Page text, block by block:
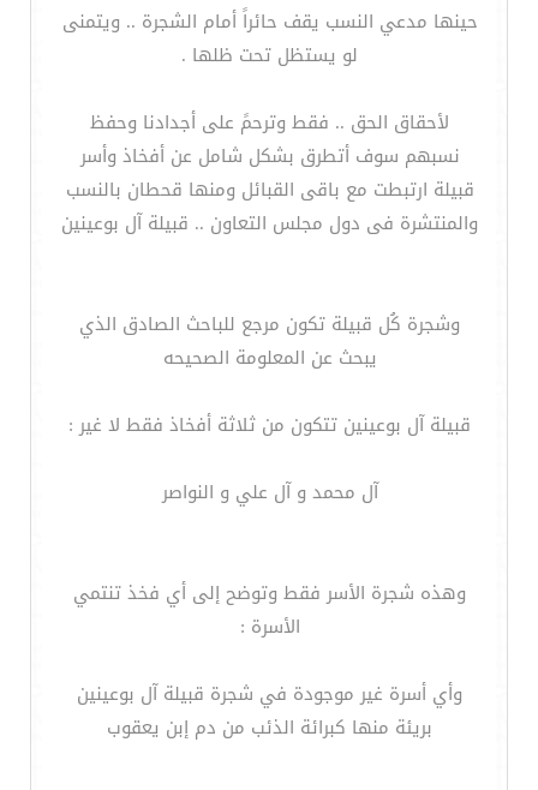
حينها مدعي النسب يقف حائراً أمام الشجرة .. ويتمنى
لو يستظل تحت ظلها .
لأحقاق الحق .. فقط وترحمً على أجدادنا وحفظ
نسبهم سوف أتطرق بشكل شامل عن أفخاذ وأسر
قبيلة ارتبطت مع باقى القبائل ومنها قحطان بالنسب
والمنتشرة فى دول مجلس التعاون .. قبيلة آل بوعينين
وشجرة كُل قبيلة تكون مرجع للباحث الصادق الذي
يبحث عن المعلومة الصحيحه
قبيلة آل بوعينين تتكون من ثلاثة أفخاذ فقط لا غير :
آل محمد و آل علي و النواصر
وهذه شجرة الأسر فقط وتوضح إلى أي فخذ تنتمي
الأسرة :
وأي أسرة غير موجودة في شجرة قبيلة آل بوعينين
بريئة منها كبرائة الذئب من دم إبن يعقوب